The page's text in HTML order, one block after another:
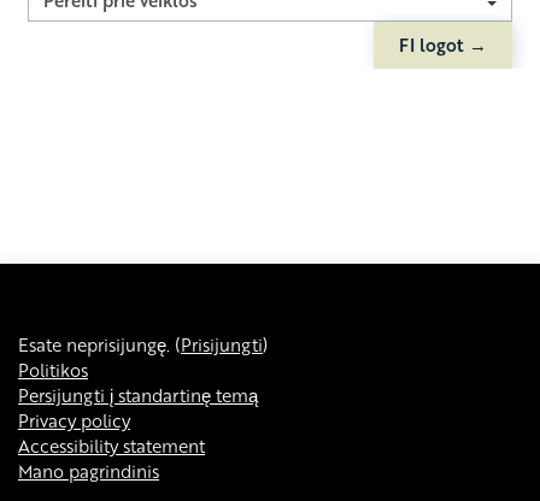
Pereiti prie veiklos
FI logot →
Esate neprisijungę. (Prisijungti)
Politikos
Persijungti į standartinę temą
Privacy policy
Accessibility statement
Mano pagrindinis